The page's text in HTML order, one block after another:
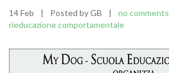
14 Feb | Posted by GB | no comments
rieducazione comportamentale